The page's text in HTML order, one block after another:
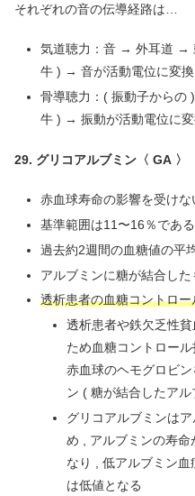
それぞれの音の伝導経路は…
気道聴力：音 → 外耳道
牛 ) → 音が活動電位に変
骨導聴力：( 振動子から
牛 ) → 振動が活動電位に
29. グリコアルブミン〈 GA 〉
赤血球寿命の影響を受け
基準範囲は11〜16％である
過去約2週間の血糖値の平
アルブミンに糖が結合した
透析患者の血糖コントロ
透析患者や鉄欠乏性
ため血糖コントロー
赤血球のヘモグロビ
ン ( 糖が結合したア
グリコアルブミンは
め , アルブミンの寿命
なり , 低アルブミン
は低値となる